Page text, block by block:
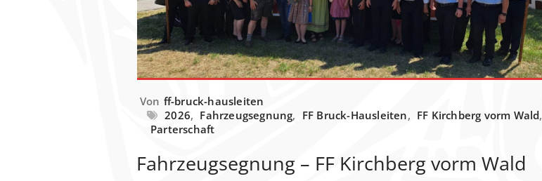
Von ff-bruck-hausleiten
2026, Fahrzeugsegnung, FF Bruck-Hausleiten, FF Kirchberg vorm Wald,
Parterschaft
Fahrzeugsegnung – FF Kirchberg vorm Wald